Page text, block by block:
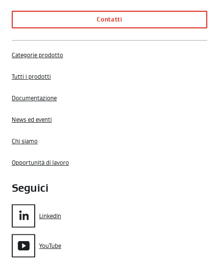
Contatti
Categorie prodotto
Tutti i prodotti
Documentazione
News ed eventi
Chi siamo
Opportunità di lavoro
Seguici
LinkedIn
YouTube